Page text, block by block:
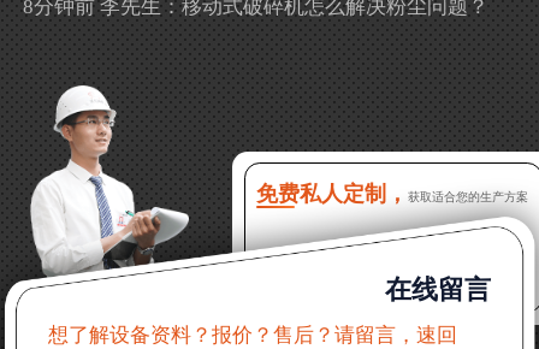
8分钟前 李先生：移动式破碎机怎么解决粉尘问题？
吗？
16分钟前 程先生：破碎生产线出个方案及报价，有什
么售后服务？
22分钟前 郑女士：想了解时产500吨锤破，加工石灰石
31分钟前 吴先生：成套石头破碎设备有吗？给个详细
产品资料
免费私人定制， 获取适合您的生产方案
在线留言
想了解设备资料？报价？售后？请留言，速回